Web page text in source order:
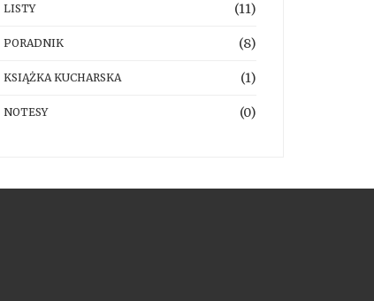
LISTY (11)
PORADNIK (8)
KSIĄŻKA KUCHARSKA (1)
NOTESY (0)